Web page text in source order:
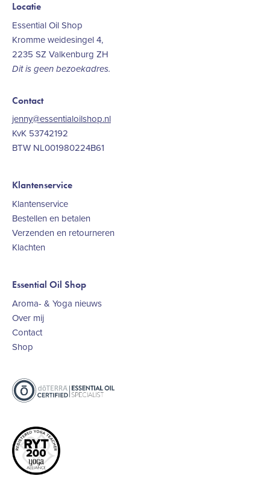
Locatie
Essential Oil Shop
Kromme weidesingel 4,
2235 SZ Valkenburg ZH
Dit is geen bezoekadres.
Contact
jenny@essentialoilshop.nl
KvK 53742192
BTW NL001980224B61
Klantenservice
Klantenservice
Bestellen en betalen
Verzenden en retourneren
Klachten
Essential Oil Shop
Aroma- & Yoga nieuws
Over mij
Contact
Shop